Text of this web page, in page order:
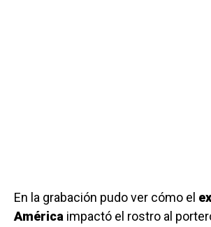
En la grabación pudo ver cómo el
América impactó el rostro al